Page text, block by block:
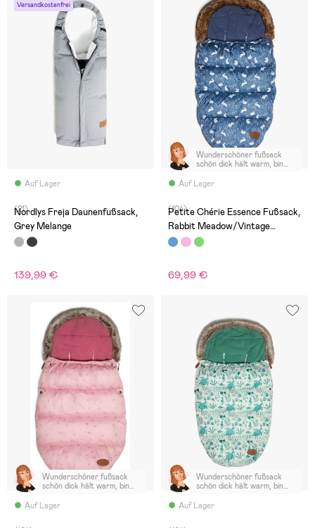
Versandkostenfrei
Auf Lager
(21)
Nordlys Freja Daunenfußsack,
Grey Melange
139,99 €
Auf Lager
Wunderschöner fußsack
schön dick hält warm, bin
weiter empfehlen
(104)
Petite Chérie Essence Fußsack,
Rabbit Meadow/Vintage
Blossom
69,99 €
Auf Lager
Wunderschöner fußsack
schön dick hält warm, bin
weiter empfehlen
Auf Lager
Wunderschöner fußsack
schön dick hält warm, bin
weiter empfehlen